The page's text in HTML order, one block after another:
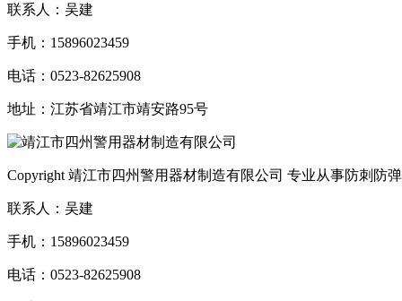
联系人：吴建
手机：15896023459
电话：0523-82625908
地址：江苏省靖江市靖安路95号
Copyright 靖江市四州警用器材制造有限公司 专业从事防刺防
联系人：吴建
手机：15896023459
电话：0523-82625908